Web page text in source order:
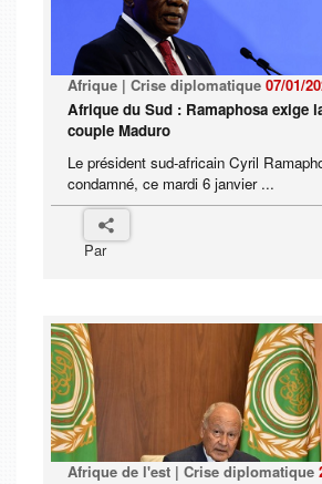
Afrique | Crise diplomatique 07/01/
Afrique du Sud : Ramaphosa exige
couple Maduro
Le président sud-africain Cyril
condamné, ce mardi 6 janvier ...
Par
Afrique de l'est | Crise diplomatique